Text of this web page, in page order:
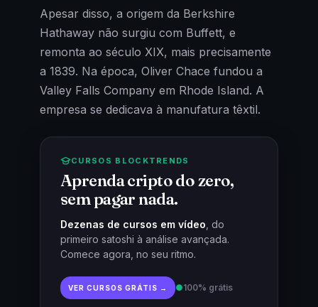
Apesar disso, a origem da Berkshire
Hathaway não surgiu com Buffett, e
remonta ao século XIX, mais precisamente
a 1839. Na época, Oliver Chace fundou a
Valley Falls Company em Rhode Island. A
empresa se dedicava à manufatura têxtil.
CURSOS BLOCKTRENDS
Aprenda cripto do zero,
sem pagar nada.
Dezenas de cursos em vídeo , do
primeiro satoshi à análise avançada.
Comece agora, no seu ritmo.
VER CURSOS GRÁTIS → ●100% grátis